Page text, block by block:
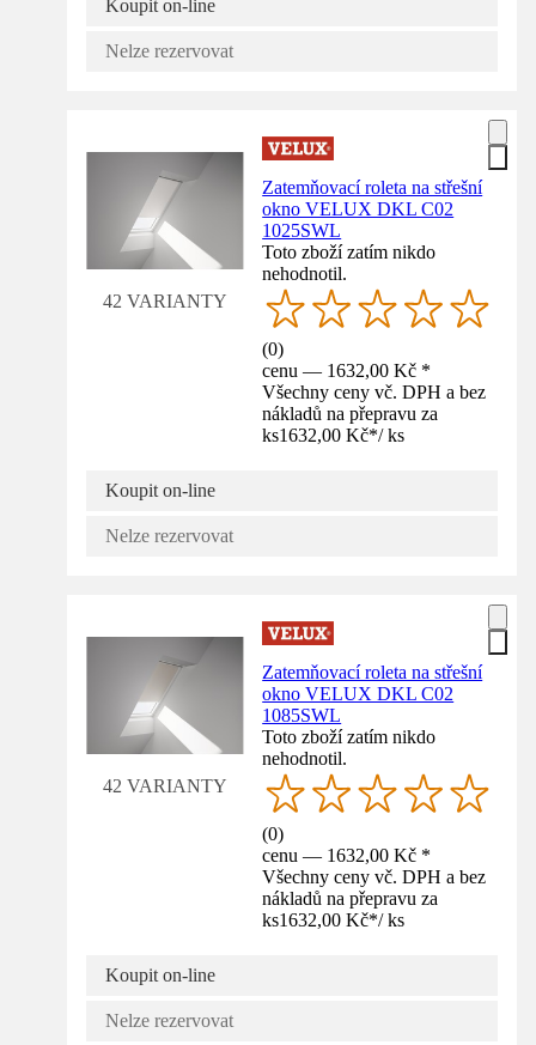
Koupit on-line
Nelze rezervovat
42 VARIANTY
Zatemňovací roleta na střešní
okno VELUX DKL C02
1025SWL
Toto zboží zatím nikdo
nehodnotil.
(0)
cenu — 1632,00 Kč *
Všechny ceny vč. DPH a bez
nákladů na přepravu za
ks1632,00 Kč*/ ks
Koupit on-line
Nelze rezervovat
42 VARIANTY
Zatemňovací roleta na střešní
okno VELUX DKL C02
1085SWL
Toto zboží zatím nikdo
nehodnotil.
(0)
cenu — 1632,00 Kč *
Všechny ceny vč. DPH a bez
nákladů na přepravu za
ks1632,00 Kč*/ ks
Koupit on-line
Nelze rezervovat